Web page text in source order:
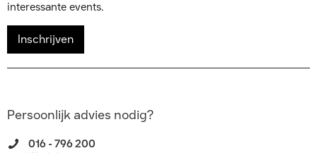
interessante events.
Inschrijven
Persoonlijk advies nodig?
016 - 796 200